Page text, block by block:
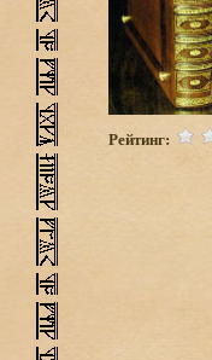
Рейтинг: